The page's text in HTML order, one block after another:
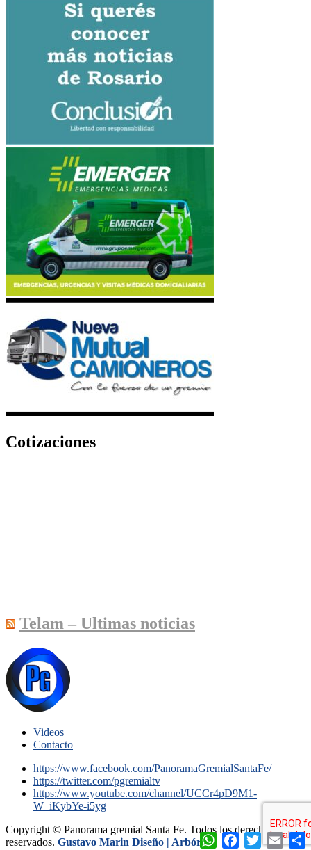
Cotizaciones
Telam – Ultimas noticias
Videos
Contacto
https://www.facebook.com/PanoramaGremialSantaFe/
https://twitter.com/pgremialtv
https://www.youtube.com/channel/UCCr4pD9M1-
W_iKybYe-i5yg
Copyright © Panorama gremial Santa Fe. Todos los derechos
reservados. Gustavo Marin Diseño | Arbórea WhatsApp
Facebook
TwitterEmail